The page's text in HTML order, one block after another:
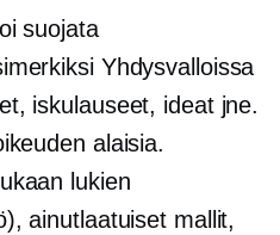
suojata
Yhdysvalloissa
iskulauseet, ideat jne.
alaisia.
lukien
ainutlaatuiset mallit,